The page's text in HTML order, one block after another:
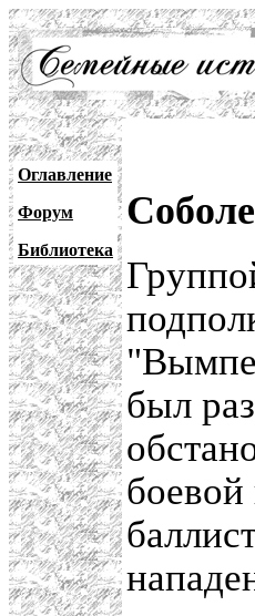
Оглавление
Форум
Библиотека
был